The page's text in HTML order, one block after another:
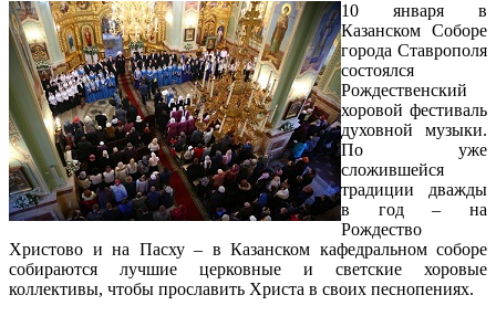
10 января в
Казанском Соборе
города Ставрополя
состоялся
Рождественский
хоровой фестиваль
духовной музыки.
По уже
сложившейся
традиции дважды
в год – на
Рождество
Христово и на Пасху – в Казанском кафедральном соборе
собираются лучшие церковные и светские хоровые
коллективы, чтобы прославить Христа в своих песнопениях.